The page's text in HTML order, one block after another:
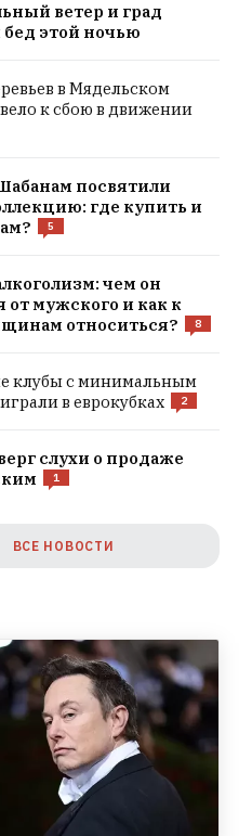
ветер и град
бед этой ночью
в Мядельском
к сбою в движении
посвятили
где купить и
5
чем он
от мужского и как к
относиться?
8
клубы с минимальным
в еврокубках
2
слухи о продаже
1
ВСЕ НОВОСТИ